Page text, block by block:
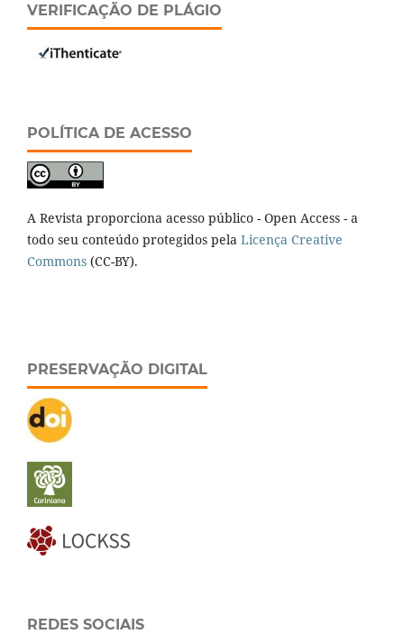
VERIFICAÇÃO DE PLÁGIO
POLÍTICA DE ACESSO
A Revista proporciona acesso público - Open Access - a
todo seu conteúdo protegidos pela Licença Creative
Commons (CC-BY).
PRESERVAÇÃO DIGITAL
REDES SOCIAIS